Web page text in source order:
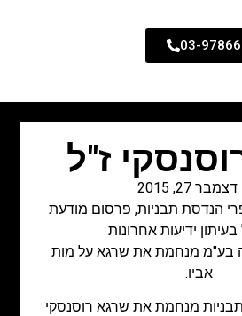
03-
ז"ל
דצמבר 27, 2015
הנדסת תבניות, פרסום מודעת
ידיעות אחרונות
בע"מ מנחמת את שרגא על מות
אביו.
מנחמת את שרגא רוסנסקי